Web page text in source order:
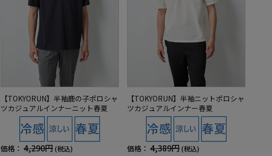
【TOKYORUN】半袖鹿の子ポロシャ
ツカジュアルインナーニット春夏
価格： 4,290円 (税込)
【TOKYORUN】半袖ニットポロシャ
ツカジュアルインナー春夏
価格： 4,389円 (税込)